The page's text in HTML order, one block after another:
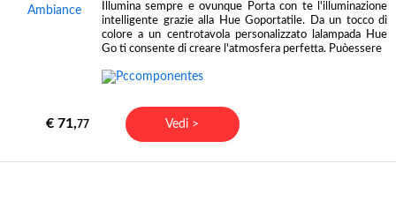
Illumina sempre e ovunque Porta con te l'illuminazione
intelligente grazie alla Hue Goportatile. Da un tocco di
colore a un centrotavola personalizzato lalampada Hue
Go ti consente di creare l'atmosfera perfetta. Puòessere
€ 71,77 Vedi >